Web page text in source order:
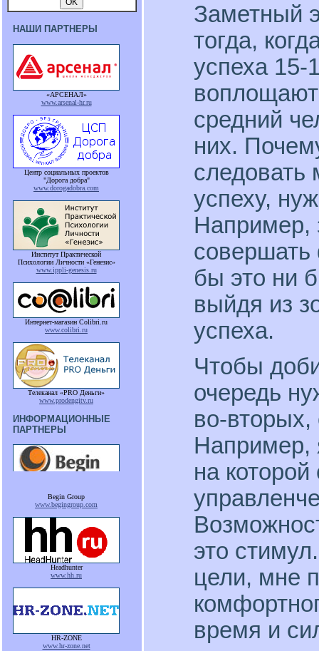
НАШИ ПАРТНЕРЫ
«АРСЕНАЛ»
www.arsenal-hr.ru
Центр социальных проектов
"Дорога добра"
www.dorogadobra.com
Институт Практической
Психологии Личности «Генезис»
www.ippli-genesis.ru
Интернет-магазин Colibri.ru
www.colibri.ru
Телеканал «PRO Деньги»
www.prodengitv.ru
ИНФОРМАЦИОННЫЕ
ПАРТНЕРЫ
Begin Group
www.begingroup.com
Headhunter
www.hh.ru
HR-ZONE
www.hr-zone.net
Заметный
тогда,
успеха 15-
средний
них.
следовать
успеху,
Например,
совершать
бы это ни
выйдя из
успеха.
Чтобы
очередь
во-вторых,
Например,
на
это
цели, мне
время и